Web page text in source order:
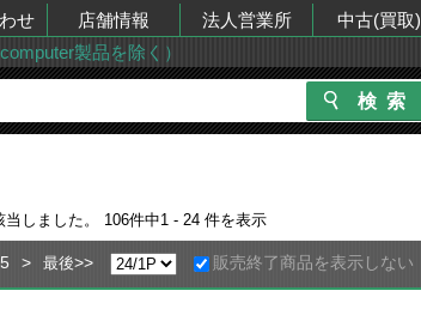
せ 店舗情報 法人営業所 中古(買取)
製品を除く）
当しました。 106件中1 - 24 件を表示
5 > 最後>> 販売終了商品を表示しない